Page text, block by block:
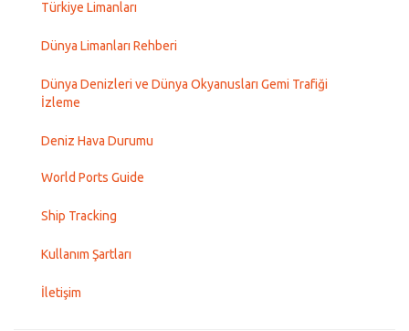
Türkiye Limanları
Dünya Limanları Rehberi
Dünya Denizleri ve Dünya Okyanusları Gemi Trafiği
İzleme
Deniz Hava Durumu
World Ports Guide
Ship Tracking
Kullanım Şartları
İletişim